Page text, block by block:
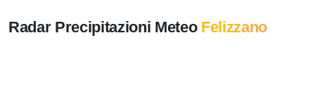
Radar Precipitazioni Meteo Felizzano